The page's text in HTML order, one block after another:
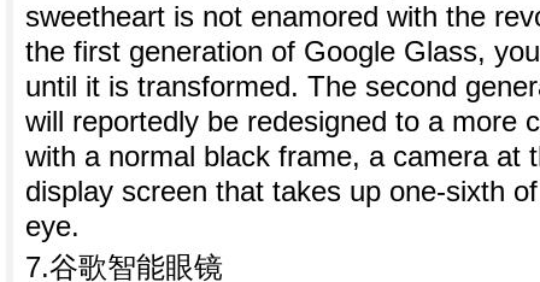
sweetheart is not enamored with the
the first generation of Google Glass,
until it is transformed. The second
will reportedly be redesigned to a more
with a normal black frame, a camera at
display screen that takes up one-sixth
eye.
7.谷歌智能眼镜